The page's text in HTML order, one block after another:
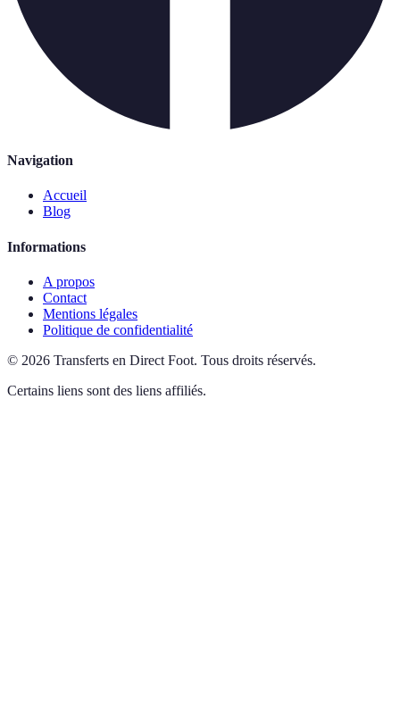
Navigation
Accueil
Blog
Informations
A propos
Contact
Mentions légales
Politique de confidentialité
© 2026 Transferts en Direct Foot. Tous droits réservés.
Certains liens sont des liens affiliés.